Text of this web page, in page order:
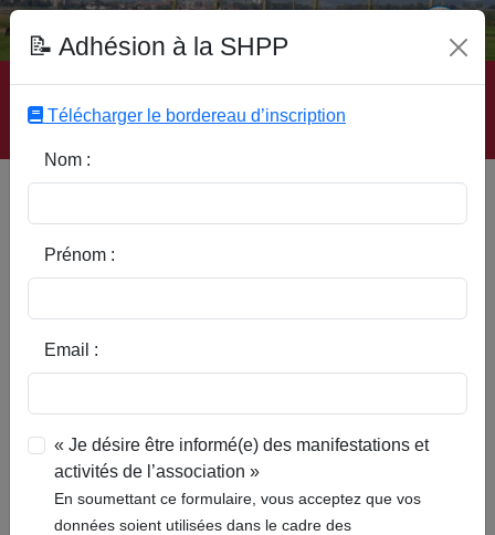
Accueil | Site SHPP | Auteurs | Editeurs | Rubriques |
Sous-Rubriques | Mots-Clefs | Contact
📝 Adhésion à la SHPP
Télécharger le bordereau d’inscription
Nom :
Prénom :
Email :
« Je désire être informé(e) des manifestations et
activités de l’association »
En soumettant ce formulaire, vous acceptez que vos
données soient utilisées dans le cadre des